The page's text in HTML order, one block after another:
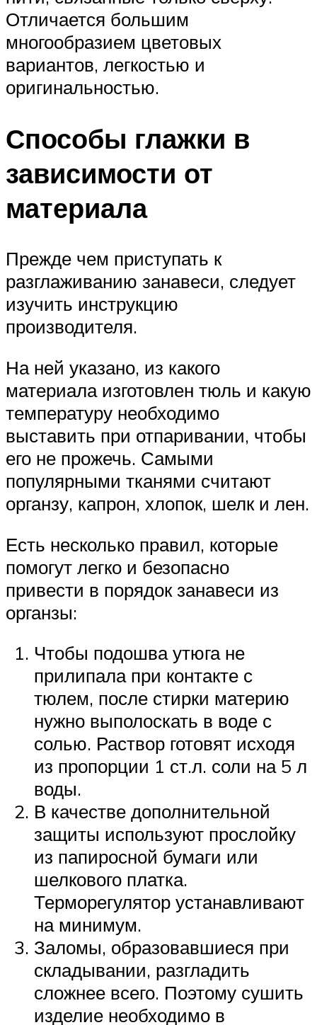
Отличается большим
многообразием цветовых
вариантов, легкостью и
оригинальностью.
Способы глажки в
зависимости от
материала
Прежде чем приступать к
разглаживанию занавеси, следует
изучить инструкцию
производителя.
На ней указано, из какого
материала изготовлен тюль и какую
температуру необходимо
выставить при отпаривании, чтобы
его не прожечь. Самыми
популярными тканями считают
органзу, капрон, хлопок, шелк и лен.
Есть несколько правил, которые
помогут легко и безопасно
привести в порядок занавеси из
органзы:
Чтобы подошва утюга не
прилипала при контакте с
тюлем, после стирки материю
нужно выполоскать в воде с
солью. Раствор готовят исходя
из пропорции 1 ст.л. соли на 5 л
воды.
В качестве дополнительной
защиты используют прослойку
из папиросной бумаги или
шелкового платка.
Терморегулятор устанавливают
на минимум.
Заломы, образовавшиеся при
складывании, разгладить
сложнее всего. Поэтому сушить
изделие необходимо в